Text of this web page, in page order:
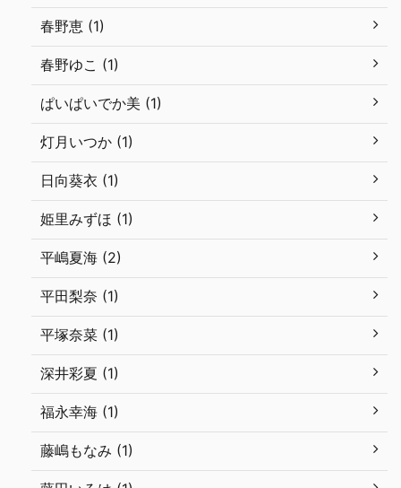
春野恵 (1)
春野ゆこ (1)
ぱいぱいでか美 (1)
灯月いつか (1)
日向葵衣 (1)
姫里みずほ (1)
平嶋夏海 (2)
平田梨奈 (1)
平塚奈菜 (1)
深井彩夏 (1)
福永幸海 (1)
藤嶋もなみ (1)